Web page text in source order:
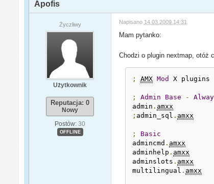
Apofis
Życzliwy
Użytkownik
Reputacja: 0
Nowy
Postów: 30
OFFLINE
Napisano 14.03.2009 14:31
Mam pytanko:
Chodzi o plugin nextmap, otóż
; AMX Mod X plugins
; Admin Base -
admin . amxx
; admin_sql . amxx
;
Basic
admincmd . amxx
adminhelp . amxx
adminslots . amxx
multilingual . amxx